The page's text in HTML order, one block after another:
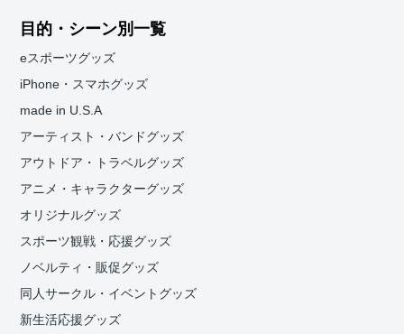
目的・シーン別一覧
eスポーツグッズ
iPhone・スマホグッズ
made in U.S.A
アーティスト・バンドグッズ
アウトドア・トラベルグッズ
アニメ・キャラクターグッズ
オリジナルグッズ
スポーツ観戦・応援グッズ
ノベルティ・販促グッズ
同人サークル・イベントグッズ
新生活応援グッズ